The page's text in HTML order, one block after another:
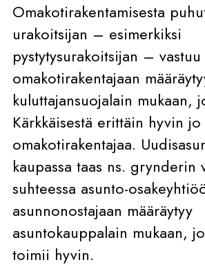
Omakotirakentamisesta
urakoitsijan – esimerkiksi
pystytysurakoitsijan – vastuu
omakotirakentajaan
kuluttajansuojalain mukaan,
Kärkkäisestä erittäin hyvin
omakotirakentajaa.
kaupassa taas ns. grynderin
suhteessa asunto-
asunnonostajaan määräytyy
asuntokauppalain mukaan,
toimii hyvin.